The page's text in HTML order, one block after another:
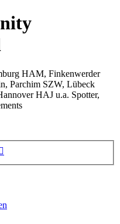
HAM, Finkenwerder
Parchim SZW, Lübeck
HAJ u.a. Spotter,